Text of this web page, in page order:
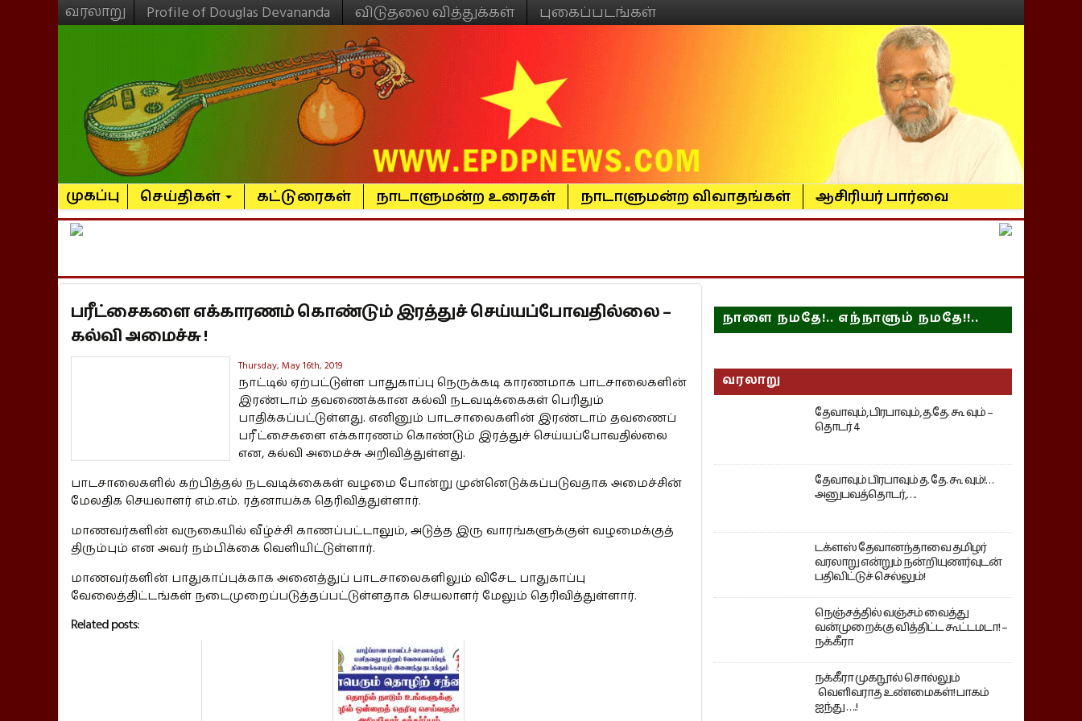
வரலாறு Profile of Douglas Devananda விடுதலை வித்துக்கள் புகைப்படங்கள்
முகப்பு செய்திகள் கட்டுரைகள் நாடாளுமன்ற உரைகள் நாடாளுமன்ற விவாதங்கள் ஆசிரியர் பார்வை
பரீட்சைகளை எக்காரணம் கொண்டும் இரத்துச் செய்யப்போவதில்லை –
கல்வி அமைச்சு !
Thursday, May 16th, 2019
நாட்டில் ஏற்பட்டுள்ள பாதுகாப்பு நெருக்கடி காரணமாக பாடசாலைகளின்
இரண்டாம் தவணைக்கான கல்வி நடவடிக்கைகள் பெரிதும்
பாதிக்கப்பட்டுள்ளது. எனினும் பாடசாலைகளின் இரண்டாம் தவணைப்
பரீட்சைகளை எக்காரணம் கொண்டும் இரத்துச் செய்யப்போவதில்லை
என, கல்வி அமைச்சு அறிவித்துள்ளது.
பாடசாலைகளில் கற்பித்தல் நடவடிக்கைகள் வழமை போன்று முன்னெடுக்கப்படுவதாக அமைச்சின்
மேலதிக செயலாளர் எம்.எம். ரத்னாயக்க தெரிவித்துள்ளார்.
மாணவர்களின் வருகையில் வீழ்ச்சி காணப்பட்டாலும், அடுத்த இரு வாரங்களுக்குள் வழமைக்குத்
திரும்பும் என அவர் நம்பிக்கை வெளியிட்டுள்ளார்.
மாணவர்களின் பாதுகாப்புக்காக அனைத்துப் பாடசாலைகளிலும் விசேட பாதுகாப்பு
வேலைத்திட்டங்கள் நடைமுறைப்படுத்தப்பட்டுள்ளதாக செயலாளர் மேலும் தெரிவித்துள்ளார்.
Related posts:
நாளை நமதே!.. எந்நாளும் நமதே!!..
வரலாறு
தேவாவும், பிரபாவும், த.தே. கூ வும் –
தொடர் 4
தேவாவும் பிரபாவும் த. தே. கூ வும்!…
அனுபவத்தொடர்,….
டக்ளஸ் தேவானந்தாவை தமிழர்
வரலாறு என்றும் நன்றியுணர்வுடன்
பதிவிட்டுச் செல்லும்!
நெஞ்சத்தில் வஞ்சம் வைத்து
வன்முறைக்கு வித்திட்ட கூட்டமடா! –
நக்கீரா
நக்கீரா முகநூல் சொல்லும்
வெளிவராத உண்மைகள்! பாகம்
ஐந்து ….!